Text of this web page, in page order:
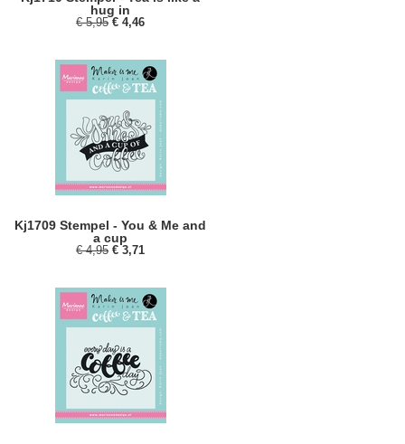
hug in
€ 5,95 € 4,46
Kj1709 Stempel - You & Me and
a cup
€ 4,95 € 3,71